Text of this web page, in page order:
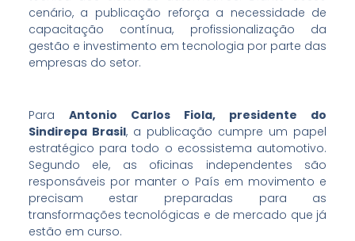
cenário, a publicação reforça a necessidade de
capacitação contínua, profissionalização da
gestão e investimento em tecnologia por parte das
empresas do setor.
Para Antonio Carlos Fiola, presidente do
Sindirepa Brasil, a publicação cumpre um papel
estratégico para todo o ecossistema automotivo.
Segundo ele, as oficinas independentes são
responsáveis por manter o País em movimento e
precisam estar preparadas para as
transformações tecnológicas e de mercado que já
estão em curso.